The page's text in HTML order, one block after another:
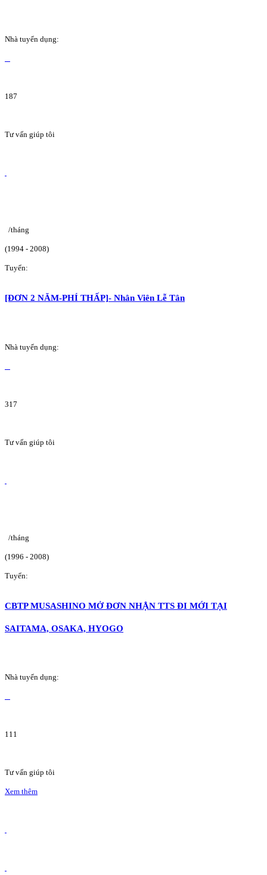
Nhà tuyển dụng:
187
Tư vấn giúp tôi
/tháng
(1994 - 2008)
Tuyển:
[ĐƠN 2 NĂM-PHÍ THẤP]- Nhân Viên Lễ Tân
Nhà tuyển dụng:
317
Tư vấn giúp tôi
/tháng
(1996 - 2008)
Tuyển:
CBTP MUSASHINO MỞ ĐƠN NHẬN TTS ĐI MỚI TẠI
SAITAMA, OSAKA, HYOGO
Nhà tuyển dụng:
111
Tư vấn giúp tôi
Xem thêm